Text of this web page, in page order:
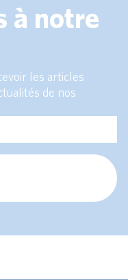
à notre
les articles
de nos